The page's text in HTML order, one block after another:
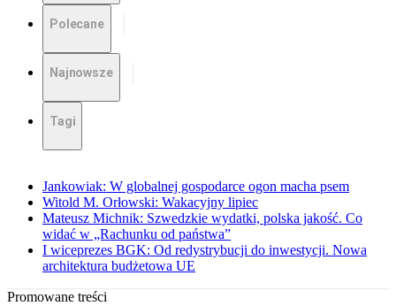
Polecane
Najnowsze
Tagi
Jankowiak: W globalnej gospodarce ogon macha psem
Witold M. Orłowski: Wakacyjny lipiec
Mateusz Michnik: Szwedzkie wydatki, polska jakość. Co
widać w „Rachunku od państwa”
I wiceprezes BGK: Od redystrybucji do inwestycji. Nowa
architektura budżetowa UE
Promowane treści